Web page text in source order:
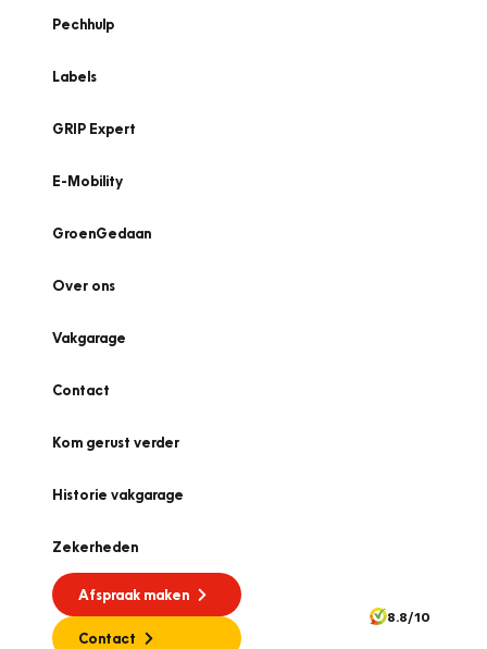
Pechhulp
Labels
GRIP Expert
E-Mobility
GroenGedaan
Over ons
Vakgarage
Contact
Kom gerust verder
Historie vakgarage
Zekerheden
Afspraak maken
Contact
8.8/10